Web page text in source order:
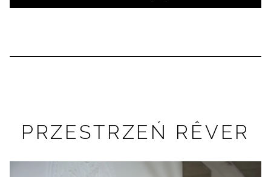
PRZESTRZEŃ RÊVER